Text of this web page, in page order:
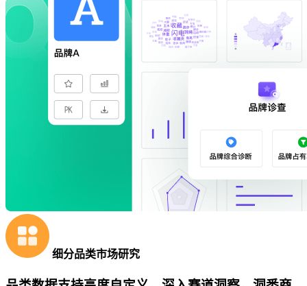
细分品类市场研究